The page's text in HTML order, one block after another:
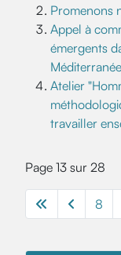
Promenons
Appel à
émergents
Atelier
travailler
Page 13 sur 28
8